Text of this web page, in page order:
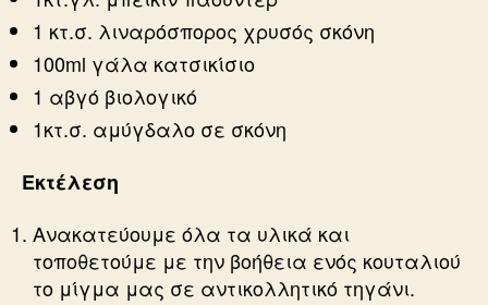
1 κτ.σ. λιναρόσπορος χρυσός σκόνη
100ml γάλα κατσικίσιο
1 αβγό βιολογικό
1κτ.σ. αμύγδαλο σε σκόνη
Εκτέλεση
Ανακατεύουμε όλα τα υλικά και
τοποθετούμε με την βοήθεια ενός κουταλιού
το μίγμα μας σε αντικολλητικό τηγάνι.